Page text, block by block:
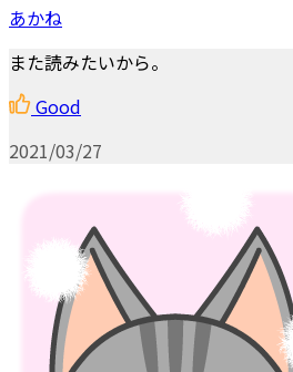
あかね
また読みたいから。
Good
2021/03/27